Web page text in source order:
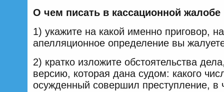
О чем писать в кассационной жалобе
1) укажите на какой именно приговор,
апелляционное определение вы
2) кратко изложите обстоятельства
версию, которая дана судом: какого
осужденный совершил преступление, в